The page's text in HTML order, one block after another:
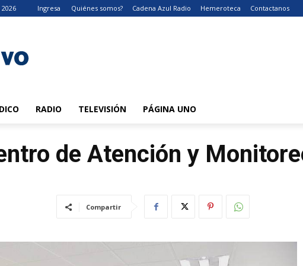
Ingresa Quiénes somos? Cadena Azul Radio Hemeroteca Contactanos
RADIO TELEVISIÓN PÁGINA UNO
de Atención y
Compartir